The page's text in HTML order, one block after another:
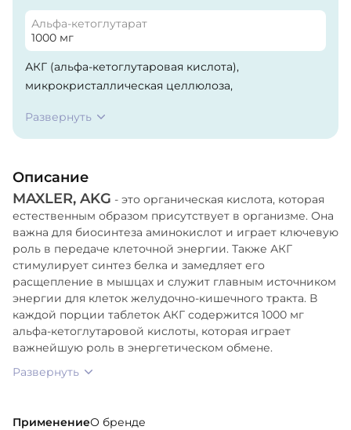
Альфа-кетоглутарат
1000 мг
АКГ (альфа-кетоглутаровая кислота),
микрокристаллическая целлюлоза,
(гипромеллоза, макрогол, тальк).
Развернуть
Описание
MAXLER, AKG - это органическая кислота, которая
естественным образом присутствует в организме. Она
важна для биосинтеза аминокислот и играет ключевую
роль в передаче клеточной энергии. Также АКГ
стимулирует синтез белка и замедляет его
расщепление в мышцах и служит главным источником
энергии для клеток желудочно-кишечного тракта. В
каждой порции таблеток АКГ содержится 1000 мг
альфа-кетоглутаровой кислоты, которая играет
важнейшую роль в энергетическом обмене.
Развернуть
ПрименениеО бренде